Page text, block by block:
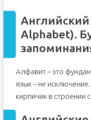
Alphabet).
Алфавит – это
язык – не
кирпичик в строении